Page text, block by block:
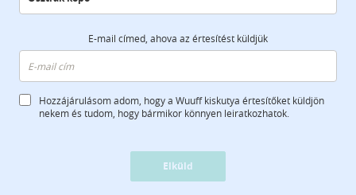
E-mail címed, ahova az értesítést küldjük
Hozzájárulásom adom, hogy a Wuuff kiskutya értesítőket küldjön
nekem és tudom, hogy bármikor könnyen leiratkozhatok.
Elküld